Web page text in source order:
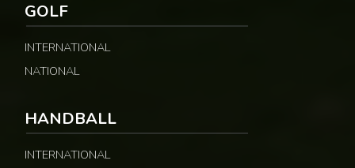
GOLF
INTERNATIONAL
NATIONAL
HANDBALL
INTERNATIONAL